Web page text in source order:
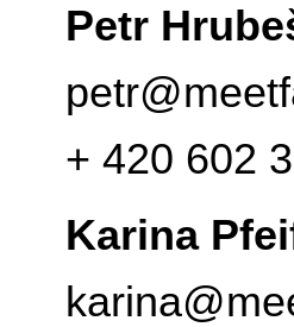
Petr
+ 420 602
Karina